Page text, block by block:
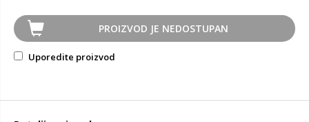
PROIZVOD JE NEDOSTUPAN
Uporedite proizvod